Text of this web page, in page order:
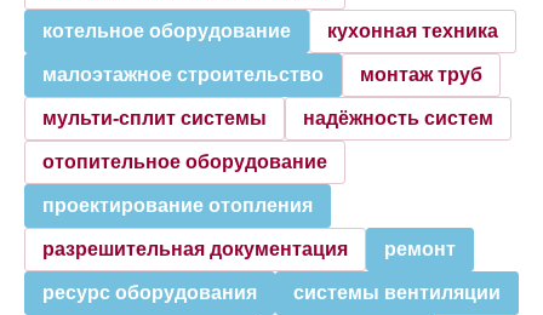
котельное оборудование кухонная техника
малоэтажное строительство монтаж труб
мульти-сплит системы надёжность систем
отопительное оборудование
проектирование отопления
разрешительная документация ремонт
ресурс оборудования системы вентиляции